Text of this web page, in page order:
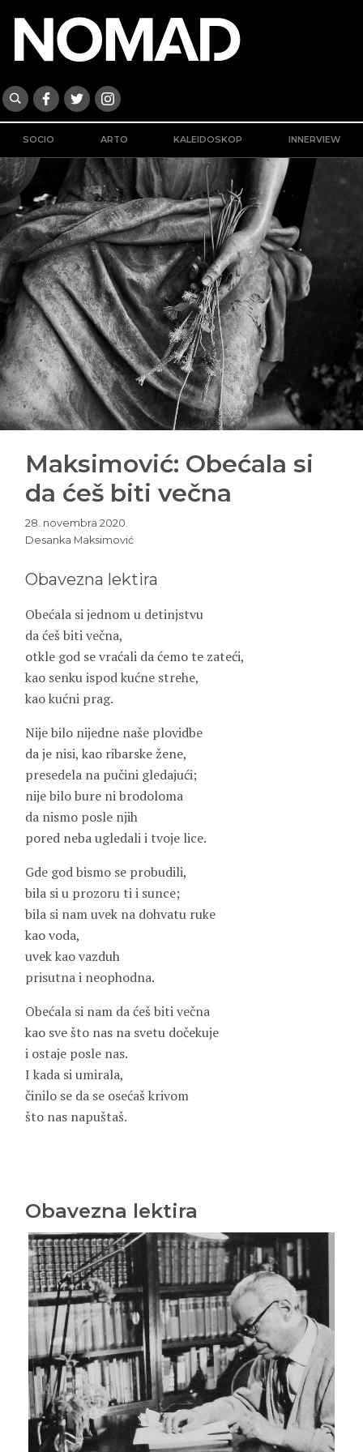
SOCIO ARTO KALEIDOSKOP INNERVIEW
Maksimović: Obećala si
da ćeš biti večna
28. novembra 2020.
Desanka Maksimović
Obavezna lektira
Obećala si jednom u detinjstvu
da ćeš biti večna,
otkle god se vraćali da ćemo te zateći,
kao senku ispod kućne strehe,
kao kućni prag.
Nije bilo nijedne naše plovidbe
da je nisi, kao ribarske žene,
presedela na pučini gledajući;
nije bilo bure ni brodoloma
da nismo posle njih
pored neba ugledali i tvoje lice.
Gde god bismo se probudili,
bila si u prozoru ti i sunce;
bila si nam uvek na dohvatu ruke
kao voda,
uvek kao vazduh
prisutna i neophodna.
Obećala si nam da ćeš biti večna
kao sve što nas na svetu dočekuje
i ostaje posle nas.
I kada si umirala,
činilo se da se osećaš krivom
što nas napuštaš.
Obavezna lektira